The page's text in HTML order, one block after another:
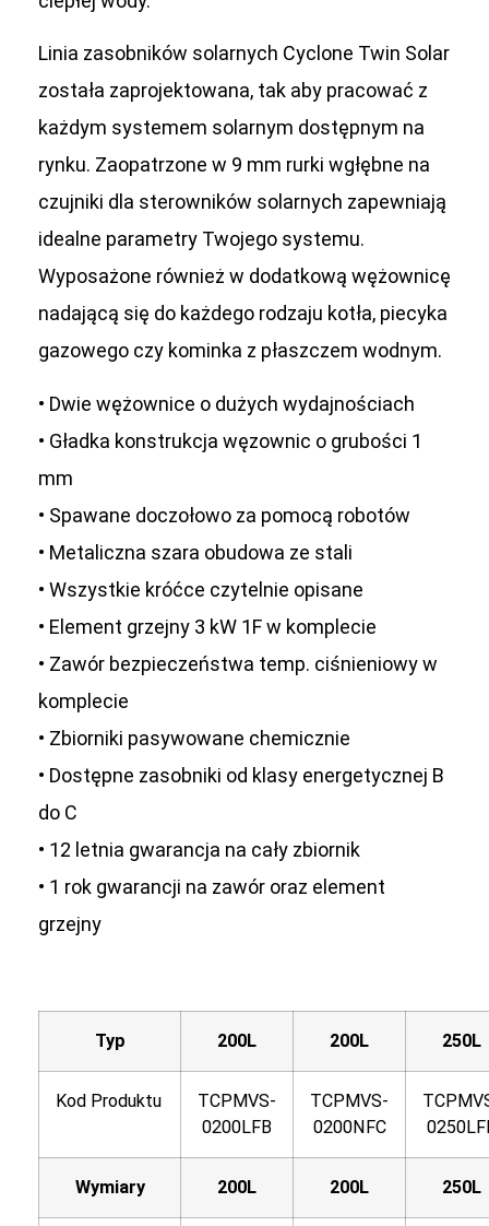
Linia zasobników solarnych Cyclone Twin Solar
została zaprojektowana, tak aby pracować z
każdym systemem solarnym dostępnym na
rynku. Zaopatrzone w 9 mm rurki wgłębne na
czujniki dla sterowników solarnych zapewniają
idealne parametry Twojego systemu.
Wyposażone również w dodatkową wężownicę
nadającą się do każdego rodzaju kotła, piecyka
gazowego czy kominka z płaszczem wodnym.
• Dwie wężownice o dużych wydajnościach
• Gładka konstrukcja węzownic o grubości 1
mm
• Spawane doczołowo za pomocą robotów
• Metaliczna szara obudowa ze stali
• Wszystkie króćce czytelnie opisane
• Element grzejny 3 kW 1F w komplecie
• Zawór bezpieczeństwa temp. ciśnieniowy w
komplecie
• Zbiorniki pasywowane chemicznie
• Dostępne zasobniki od klasy energetycznej B
do C
• 12 letnia gwarancja na cały zbiornik
• 1 rok gwarancji na zawór oraz element
grzejny
Typ 200L 200L 250L
Kod Produktu
TCPMVS-
0200LFB
TCPMVS-
0200NFC
Wymiary 200L 200L 250L